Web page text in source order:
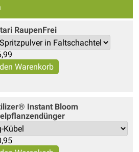
Raupen­Frei
Instant Bloom